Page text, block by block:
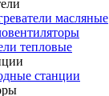
масляные
тепловые
станции